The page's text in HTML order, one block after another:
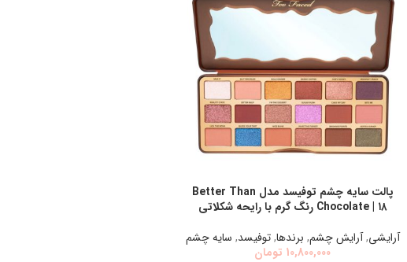
افزودن به سبد خرید
پالت سایه چشم توفیسد مدل Better Than
Chocolate | ۱۸ رنگ گرم با رایحه شکلاتی
آرایشی,آرايش چشم, برندها,توفيسد, سايه چشم
10,800,000 تومان